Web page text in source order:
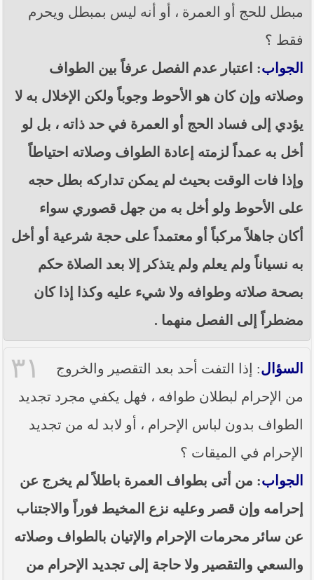
مبطل للحج أو العمرة ، أو أنه ليس بمبطل ويحرم
فقط ؟
الجواب: اعتبار عدم الفصل عرفاً بين الطواف
وصلاته وإن كان هو الأحوط وجوباً ولكن الإخلال به لا
يؤدي إلى فساد الحج أو العمرة في حد ذاته ، بل لو
أخل به عمداً لزمته إعادة الطواف وصلاته احتياطاً
وإذا فات الوقت بحيث لم يمكن تداركه بطل حجه
على الأحوط ولو أخل به من جهل قصوري سواء
أكان جاهلاً مركباً أو معتمداً على حجة شرعية أو أخل
به نسياناً ولم يعلم ولم يتذكر إلا بعد الصلاة حكم
بصحة صلاته وطوافه ولا شيء عليه وكذا إذا كان
مضطراً إلى الفصل منهما .
٣١ السؤال: إذا التفت أحد بعد التقصير والخروج
من الإحرام لبطلان طوافه ، فهل يكفي مجرد تجديد
الطواف بدون لباس الإحرام ، أو لابد له من تجديد
الإحرام في الميقات ؟
الجواب: من أتى بطواف العمرة باطلاً لم يخرج عن
إحرامه وإن قصر وعليه نزع المخيط فوراً والاجتناب
عن سائر محرمات الإحرام والإتيان بالطواف وصلاته
والسعي والتقصير ولا حاجة إلى تجديد الإحرام من